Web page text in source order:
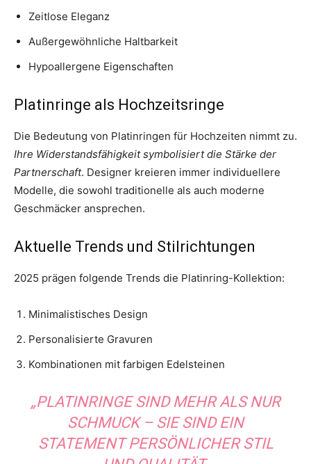
Zeitlose Eleganz
Außergewöhnliche Haltbarkeit
Hypoallergene Eigenschaften
Platinringe als Hochzeitsringe
Die Bedeutung von Platinringen für Hochzeiten nimmt zu.
Ihre Widerstandsfähigkeit symbolisiert die Stärke der
Partnerschaft. Designer kreieren immer individuellere
Modelle, die sowohl traditionelle als auch moderne
Geschmäcker ansprechen.
Aktuelle Trends und Stilrichtungen
2025 prägen folgende Trends die Platinring-Kollektion:
Minimalistisches Design
Personalisierte Gravuren
Kombinationen mit farbigen Edelsteinen
„PLATINRINGE SIND MEHR ALS NUR
SCHMUCK– SIE SIND EIN
STATEMENT PERSÖNLICHER STIL